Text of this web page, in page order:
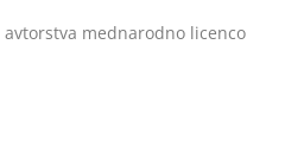
mednarodno licenco